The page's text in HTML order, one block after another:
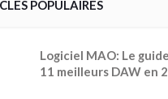
POPULAIRES
Logiciel MAO: Le
11 meilleurs DAW en